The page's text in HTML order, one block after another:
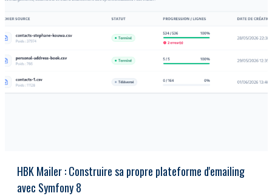
HBK Mailer : Construire sa propre plateforme d'emailing
avec Symfony 8